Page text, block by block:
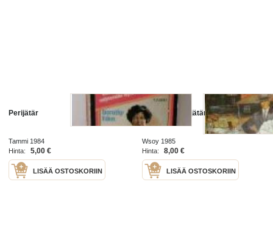
Perijätär
Tammi 1984
Hinta:
5,00 €
LISÄÄ OSTOSKORIIN
Nummien perijätär
Wsoy 1985
Hinta:
8,00 €
LISÄÄ OSTOSKORIIN